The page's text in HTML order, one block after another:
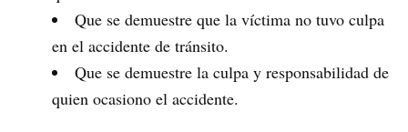
Que se demuestre que la víctima no tuvo culpa
en el accidente de tránsito.
Que se demuestre la culpa y responsabilidad de
quien ocasiono el accidente.